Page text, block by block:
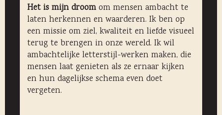
Het is mijn droom om mensen ambacht te
laten herkennen en waarderen. Ik ben op
een missie om ziel, kwaliteit en liefde visueel
terug te brengen in onze wereld. Ik wil
ambachtelijke letterstijl-werken maken, die
mensen laat genieten als ze ernaar kijken
en hun dagelijkse schema even doet
vergeten.